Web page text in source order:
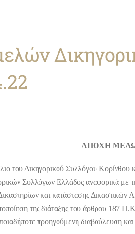
ΑΠΟΧΗ
του Δικηγορικού Συλλόγου
Συλλόγων Ελλάδος αναφορικά με
και κατάστασης Δικαστικών
της διάταξης του άρθρου 187
προηγούμενη διαβούλευση